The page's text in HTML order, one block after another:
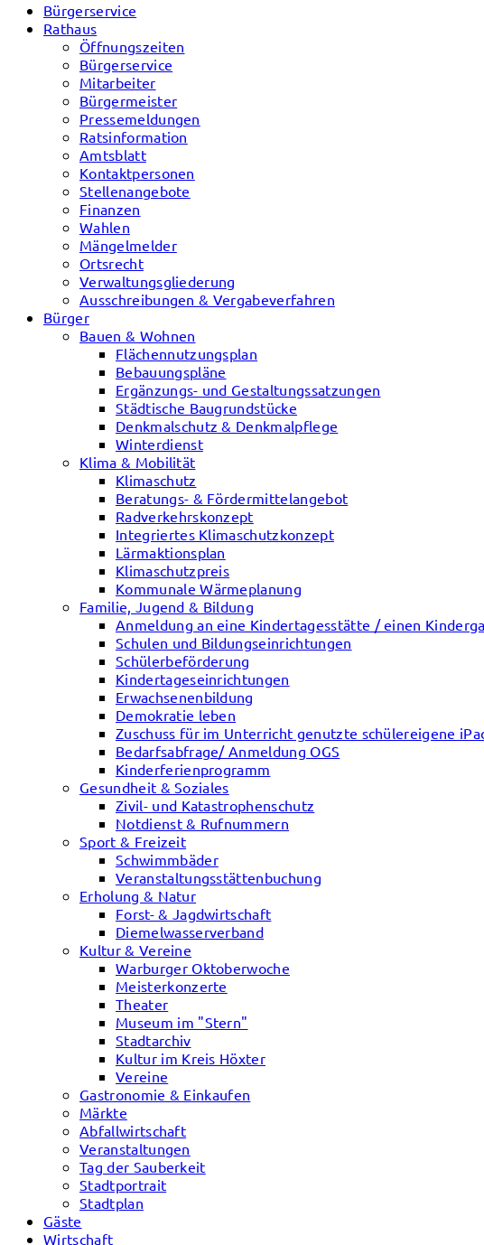
Bürgerservice
Rathaus
Öffnungszeiten
Bürgerservice
Mitarbeiter
Bürgermeister
Pressemeldungen
Ratsinformation
Amtsblatt
Kontaktpersonen
Stellenangebote
Finanzen
Wahlen
Mängelmelder
Ortsrecht
Verwaltungsgliederung
Ausschreibungen & Vergabeverfahren
Bürger
Bauen & Wohnen
Flächennutzungsplan
Bebauungspläne
Ergänzungs- und Gestaltungssatzungen
Städtische Baugrundstücke
Denkmalschutz & Denkmalpflege
Winterdienst
Klima & Mobilität
Klimaschutz
Beratungs- & Fördermittelangebot
Radverkehrskonzept
Integriertes Klimaschutzkonzept
Lärmaktionsplan
Klimaschutzpreis
Kommunale Wärmeplanung
Familie, Jugend & Bildung
Anmeldung an eine Kindertagesstätte / einen
Schulen und Bildungseinrichtungen
Schülerbeförderung
Kindertageseinrichtungen
Erwachsenenbildung
Demokratie leben
Zuschuss für im Unterricht genutzte schülereigene
Bedarfsabfrage/ Anmeldung OGS
Kinderferienprogramm
Gesundheit & Soziales
Zivil- und Katastrophenschutz
Notdienst & Rufnummern
Sport & Freizeit
Schwimmbäder
Veranstaltungsstättenbuchung
Erholung & Natur
Forst- & Jagdwirtschaft
Diemelwasserverband
Kultur & Vereine
Warburger Oktoberwoche
Meisterkonzerte
Theater
Museum im "Stern"
Stadtarchiv
Kultur im Kreis Höxter
Vereine
Gastronomie & Einkaufen
Märkte
Abfallwirtschaft
Veranstaltungen
Tag der Sauberkeit
Stadtportrait
Stadtplan
Gäste
Wirtschaft